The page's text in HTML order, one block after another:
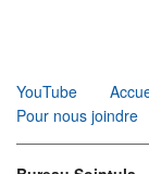
YouTube
Pour nous joindre